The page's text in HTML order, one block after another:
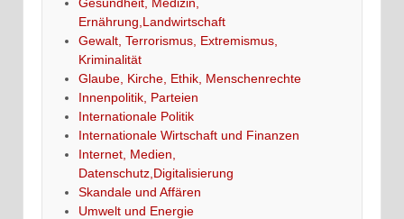
Ernährung,Landwirtschaft
Gewalt, Terrorismus, Extremismus,
Kriminalität
Glaube, Kirche, Ethik, Menschenrechte
Innenpolitik, Parteien
Internationale Politik
Internationale Wirtschaft und Finanzen
Internet, Medien,
Datenschutz,Digitalisierung
Skandale und Affären
Umwelt und Energie